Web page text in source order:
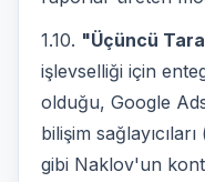
1.10. "Üçüncü
işlevselliği için
olduğu, Google
bilişim
gibi Naklov'un